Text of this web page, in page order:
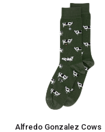
Alfredo Gonzalez Cows